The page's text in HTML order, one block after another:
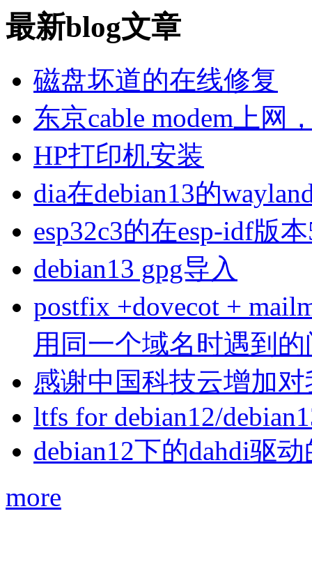
最新blog文章
磁盘坏道的在线修复
东京cable modem上网
HP打印机安装
dia在debian13的
esp32c3的在esp-idf版
debian13 gpg导入
postfix +dovecot +
用同一个域名时遇到
感谢中国科技云增加
ltfs for debian12/
debian12下的dahdi驱动
more